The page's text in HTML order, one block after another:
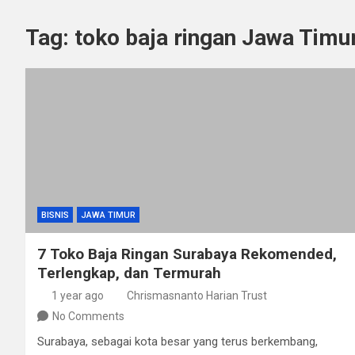
Tag: toko baja ringan Jawa
BISNIS JAWA TIMUR
7 Toko Baja Ringan Surabaya Rekomended,
Terlengkap, dan Termurah
1 year ago
Chrismasnanto Harian Trust
No Comments
Surabaya, sebagai kota besar yang terus berkembang,